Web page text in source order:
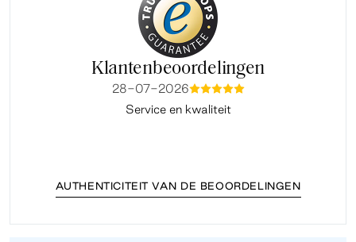
Klantenbeoordelingen
28-07-2026mmmmm
Service en kwaliteit
AUTHENTICITEIT VAN DE BEOORDELINGEN